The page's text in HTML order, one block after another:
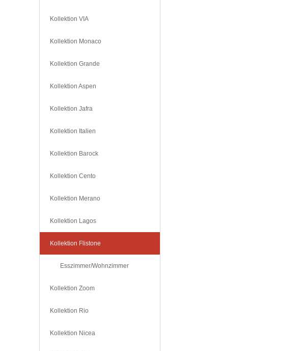
Kollektion VIA
Kollektion Monaco
Kollektion Grande
Kollektion Aspen
Kollektion Jafra
Kollektion Italien
Kollektion Barock
Kollektion Cento
Kollektion Merano
Kollektion Lagos
Kollektion Flistone
Esszimmer/Wohnzimmer
Kollektion Zoom
Kollektion Rio
Kollektion Nicea